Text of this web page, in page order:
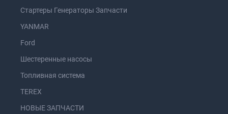
Стартеры Генераторы Запчасти
YANMAR
Ford
Шестеренные насосы
Топливная система
TEREX
НОВЫЕ ЗАПЧАСТИ